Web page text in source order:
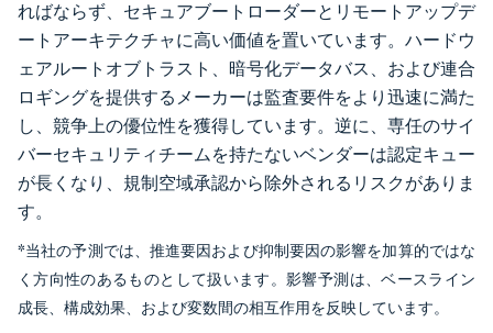
ればならず、セキュアブートローダーとリモートアップデ
ートアーキテクチャに高い価値を置いています。ハードウ
ェアルートオブトラスト、暗号化データバス、および連合
ロギングを提供するメーカーは監査要件をより迅速に満た
し、競争上の優位性を獲得しています。逆に、専任のサイ
バーセキュリティチームを持たないベンダーは認定キュー
が長くなり、規制空域承認から除外されるリスクがありま
す。
*当社の予測では、推進要因および抑制要因の影響を加算的ではな
く方向性のあるものとして扱います。影響予測は、ベースライン
成長、構成効果、および変数間の相互作用を反映しています。